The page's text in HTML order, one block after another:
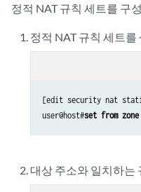
정적 NAT 규칙 세트를 구
정적 NAT 규칙 세트를
[edit security nat
user@host#set from
대상 주소와 일치하는